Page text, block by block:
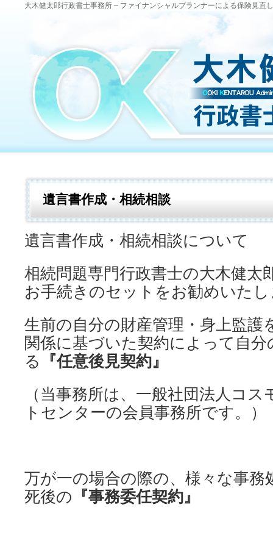
大木健太郎行政書士事務所 – ファイナンシャルプランナーによる保険見直
遺言書作成・相続相談
遺言書作成・相続相談について
相続問題専門行政書士の大木健太
お手続きのセットをお勧めいた
生前の自分の財産管理・身上監護
関係に基づいた契約によって自
る
『任意後見契約』
（当事務所は、一般社団法人コ
トセンターの会員事務所です。）
万が一の場合の際の、様々な事務
死後の 『事務委任契約』